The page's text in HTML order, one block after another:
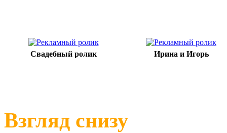
Свадебный ролик Ирина и Игорь
Взгляд